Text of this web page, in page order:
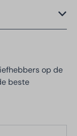
op de
beste